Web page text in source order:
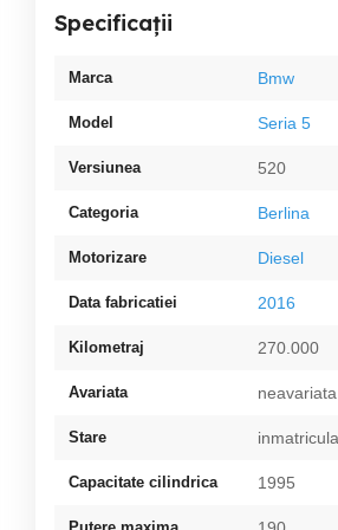
Specificații
Marca Bmw
Model Seria 5
Versiunea 520
Categoria Berlina
Motorizare Diesel
Data fabricatiei 2016
Kilometraj 270.000
Avariata neavariata
Stare
Capacitate cilindrica 1995